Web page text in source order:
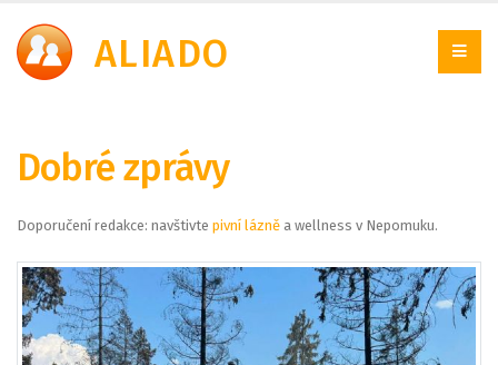
ALIADO
Dobré zprávy
Doporučení redakce: navštivte pivní lázně a wellness v Nepomuku.